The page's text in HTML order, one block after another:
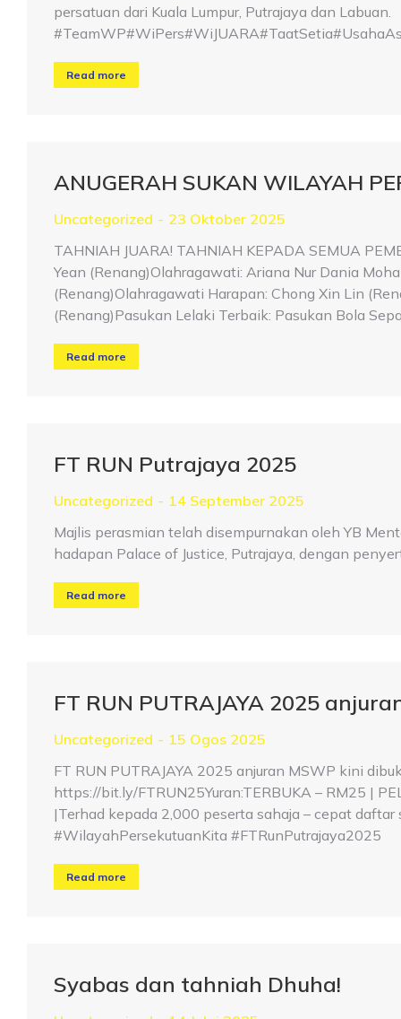
persatuan dari Kuala Lumpur, Putrajaya dan Labuan.
Read more
ANUGERAH SUKAN WILAYAH
Uncategorized
23 Oktober 2025
TAHNIAH JUARA! TAHNIAH KEPADA SEMUA
Yean (Renang)Olahragawati: Ariana Nur Dania
(Renang)Olahragawati Harapan: Chong Xin Lin
(Renang)Pasukan Lelaki Terbaik: Pasukan Bola
Read more
FT RUN Putrajaya 2025
Uncategorized
14 September 2025
Majlis perasmian telah disempurnakan oleh YB
hadapan Palace of Justice, Putrajaya, dengan
Read more
FT RUN PUTRAJAYA 2025
Uncategorized
15 Ogos 2025
FT RUN PUTRAJAYA 2025 anjuran MSWP kini
https://bit.ly/FTRUN25Yuran:TERBUKA – RM25 |
|Terhad kepada 2,000 peserta sahaja – cepat
#WilayahPersekutuanKita #FTRunPutrajaya2025
Read more
Syabas dan tahniah Dhuha!